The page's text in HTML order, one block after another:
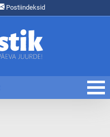
Postiindeksid